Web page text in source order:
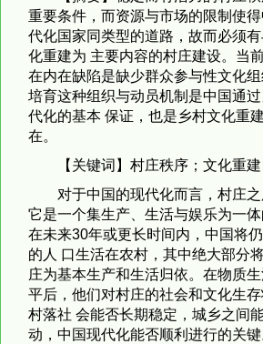
重要条件，而资源与市场的限制使
代化国家同类型的道路，故而必须
化重建为 主要内容的村庄建设。当
在内在缺陷是缺少群众参与性文化组
培育这种组织与动员机制是中国通
代化的基本 保证，也是乡村文化重
在。
【关键词】村庄秩序；文化重
对于中国的现代化而言，村庄之
它是一个集生产、生活与娱乐为一
在未来30年或更长时间内，中国将
的人 口生活在农村，其中绝大部分
庄为基本生产和生活归依。在物质
平后，他们对村庄的社会和文化生
村落社 会能否长期稳定，城乡之间
动，中国现代化能否顺利进行的关键